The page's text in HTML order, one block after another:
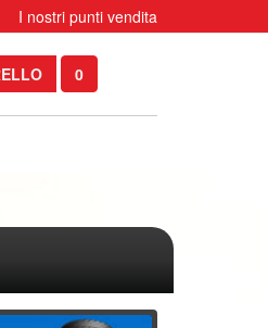
I nostri punti vendita
0